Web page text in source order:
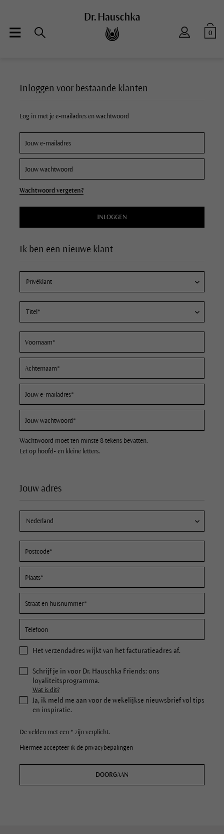
0
Ik ben een nieuwe klant
Wachtwoord moet ten minste 8 tekens bevatten.
Let op hoofd- en kleine letters.
Jouw adres
Het verzendadres wijkt van het facturatieadres af.
Schrijf je in voor Dr. Hauschka Friends: ons
loyaliteitsprogramma.
Wat is dit?
Ja, ik meld me aan voor de wekelijkse nieuwsbrief vol tips
en inspiratie.
De velden met een * zijn verplicht.
Hiermee accepteer ik de privacybepalingen
DOORGAAN
Inloggen voor bestaande klanten
Log in met je e-mailadres en wachtwoord
Wachtwoord vergeten?
INLOGGEN